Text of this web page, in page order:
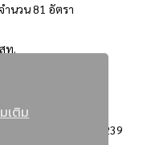
เติม
นวน 81 อัตรา
ท.
3239